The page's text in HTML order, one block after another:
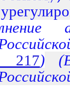
217)